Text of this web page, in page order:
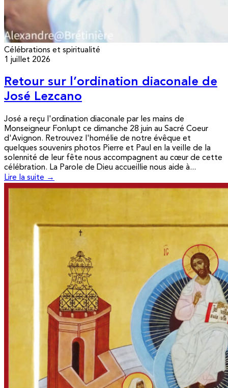
Célébrations et spiritualité
1 juillet 2026
Retour sur l’ordination diaconale de
José Lezcano
José a reçu l'ordination diaconale par les mains de
Monseigneur Fonlupt ce dimanche 28 juin au Sacré Coeur
d'Avignon. Retrouvez l'homélie de notre évêque et
quelques souvenirs photos Pierre et Paul en la veille de la
solennité de leur fête nous accompagnent au cœur de cette
célébration. La Parole de Dieu accueillie nous aide à...
Lire la suite →